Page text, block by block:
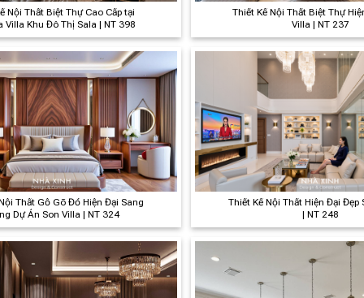
Nội Thất Biệt Thự Cao Cấp tại
Villa Khu Đô Thị Sala | NT 398
Thiết Kế Nội Thất Biệt Thự
Villa | NT 237
Thất Gỗ Gõ Đỏ Hiện Đại Sang
Dự Án Son Villa | NT 324
Thiết Kế Nội Thất Hiện Đại Đẹp
| NT 248